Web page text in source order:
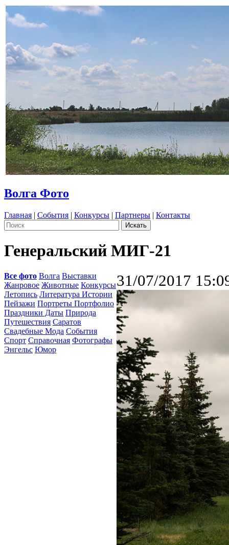
Волга Фото
Главная | События | Конкурсы | Партнеры | Контакты
Генеральский МИГ-21
Все фото Волга Выставки
Жанровое Животные Конкурсы
Летопись Литература Истории
Пейзажи Портреты Портфолио
Праздники Даты Природа
Путешествия Саратов
Свадебные Мода События
Спорт Справочная Фотографы
Энгельс Юмор
31/07/2017